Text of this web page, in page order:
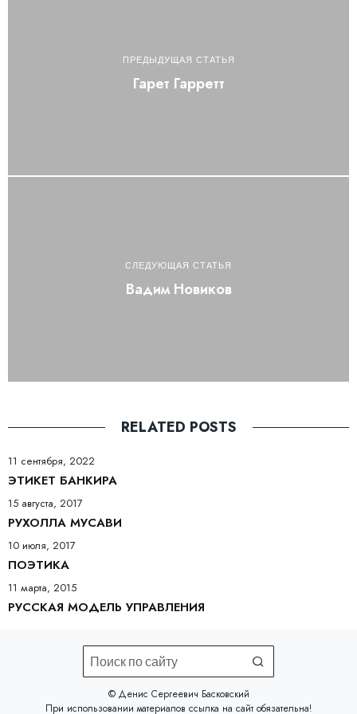
ПРЕДЫДУЩАЯ СТАТЬЯ
Гарет Гарретт
СЛЕДУЮЩАЯ СТАТЬЯ
Вадим Новиков
RELATED POSTS
11 сентября, 2022
ЭТИКЕТ БАНКИРА
15 августа, 2017
РУХОЛЛА МУСАВИ
10 июля, 2017
ПОЭТИКА
11 марта, 2015
РУССКАЯ МОДЕЛЬ УПРАВЛЕНИЯ
©️ Денис Сергеевич Басковский
При использовании материалов ссылка на сайтобязательна!